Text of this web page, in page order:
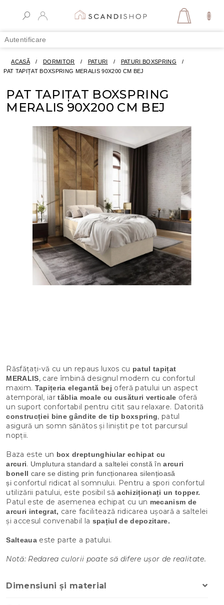
conținut
Autentificare
COŞ
ACASĂ / DORMITOR / PATURI / PATURI BOXSPRING
/
PAT TAPIȚAT BOXSPRING MERALIS 90X200 CM BEJ
PAT TAPIȚAT BOXSPRING
MERALIS 90X200 CM BEJ
Răsfățați-vă cu un repaus luxos cu patul tapițat
MERALIS, care îmbină designul modern cu confortul
maxim. Tapițeria elegantă bej oferă patului un aspect
atemporal, iartăblia moale cu cusături verticale oferă
un suport confortabil pentru citit sau relaxare. Datorită
construcției bine gândite de tip boxspring, patul
asigură un somn sănătos și liniștit pe tot parcursul
nopții.
Baza este un box dreptunghiular echipat cu
arcuri. Umplutura standard a saltelei constă în arcuri
bonell care se disting prin funcționarea silențioasă
și confortul ridicat al somnului. Pentru a spori confortul
utilizării patului, este posibil să achiziționați un topper.
Patul este de asemenea echipat cu un mecanism de
arcuri integrat, care facilitează ridicarea ușoară a saltelei
și accesul convenabil la spațiul de depozitare.
Salteauaeste parte a patului.
Notă: Redarea culorii poate să difere ușor de realitate.
Dimensiuni și material